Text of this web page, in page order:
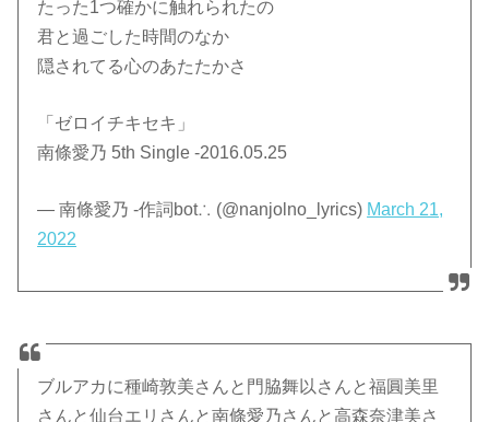
たった1つ確かに触れられたの
君と過ごした時間のなか
隠されてる心のあたたかさ
「ゼロイチキセキ」
南條愛乃 5th Single -2016.05.25
— 南條愛乃 -作詞bot∴ (@nanjolno_lyrics) March 21,
2022
ブルアカに種崎敦美さんと門脇舞以さんと福圓美里
さんと仙台エリさんと南條愛乃さんと高森奈津美さ